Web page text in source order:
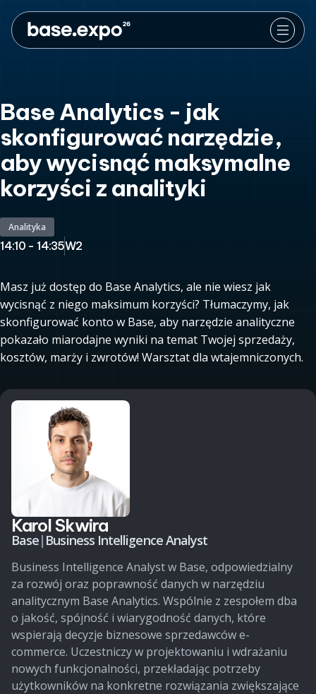
Base Analytics - jak
skonfigurować narzędzie,
aby wycisnąć maksymalne
korzyści z analityki
Analityka
14:10 - 14:35W2
Masz już dostęp do Base Analytics, ale nie wiesz jak
wycisnąć z niego maksimum korzyści? Tłumaczymy, jak
skonfigurować konto w Base, aby narzędzie analityczne
pokazało miarodajne wyniki na temat Twojej sprzedaży,
kosztów, marży i zwrotów! Warsztat dla wtajemniczonych.
Karol Skwira
Base| Business Intelligence Analyst
Business Intelligence Analyst w Base, odpowiedzialny
za rozwój oraz poprawność danych w narzędziu
analitycznym Base Analytics. Wspólnie z zespołem dba
o jakość, spójność i wiarygodność danych, które
wspierają decyzje biznesowe sprzedawców e-
commerce. Uczestniczy w projektowaniu i wdrażaniu
nowych funkcjonalności, przekładając potrzeby
użytkowników na konkretne rozwiązania zwiększające